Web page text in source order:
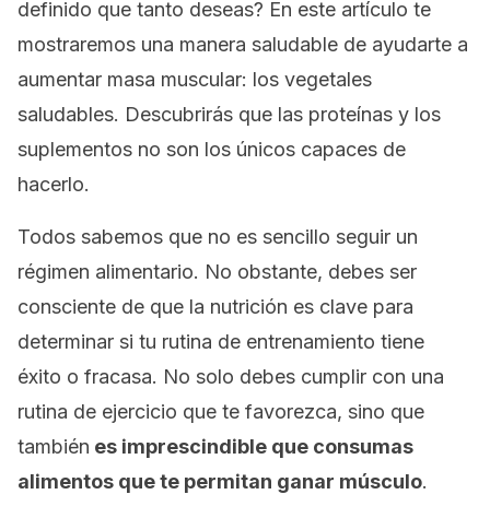
definido que tanto deseas? En este artículo te
mostraremos una manera saludable de ayudarte a
aumentar masa muscular: los vegetales
saludables. Descubrirás que las proteínas y los
suplementos no son los únicos capaces de
hacerlo.
Todos sabemos que no es sencillo seguir un
régimen alimentario. No obstante, debes ser
consciente de que la nutrición es clave para
determinar si tu rutina de entrenamiento tiene
éxito o fracasa. No solo debes cumplir con una
rutina de ejercicio que te favorezca, sino que
también es imprescindible que consumas
alimentos que te permitan ganar músculo.